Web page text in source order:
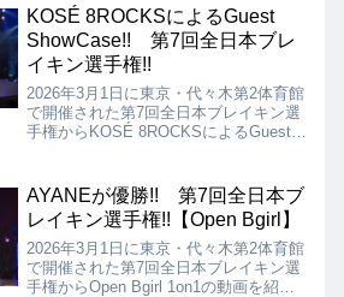
ました!! スタイルの好みは人によって
分かれるかとは思いますが、どちらも日
本の宝ですね!!
KOSÉ 8ROCKSによるGuest
ShowCase!! 第7回全日本ブレ
イキン選手権!!
2026年3月1日に東京・代々木第2体育館
で開催された第7回全日本ブレイキン選
手権からKOSÉ 8ROCKSによるGuest
2goo、Tetsu、Reimi、Shuvanの7名!!
AYANEが優勝!! 第7回全日本ブ
レイキン選手権!!【Open Bgirl】
2026年3月1日に東京・代々木第2体育館
で開催された第7回全日本ブレイキン選
手権からOpen Bgirl 1on1の動画を紹介